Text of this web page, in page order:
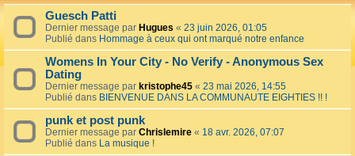
h
r
Guesch Patti
Dernier message par Hugues « 23 juin 2026, 01:05
Publié dans Hommage à ceux qui ont marqué notre enfance
Womens In Your City - No Verify - Anonymous Sex
Dating
Dernier message par kristophe45 « 23 mai 2026, 14:55
Publié dans BIENVENUE DANS LA COMMUNAUTE EIGHTIES !! !
punk et post punk
Dernier message par Chrislemire « 18 avr. 2026, 07:07
Publié dans La musique !